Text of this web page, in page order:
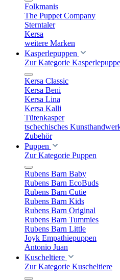
Folkmanis
The Puppet Company
Sterntaler
Kersa
weitere Marken
Kasperlepuppen
Zur Kategorie
Kersa Classic
Kersa Beni
Kersa Lina
Kersa Kalli
Tütenkasper
tschechisches
Zubehör
Puppen
Zur Kategorie Puppen
Rubens Barn Baby
Rubens Barn EcoBuds
Rubens Barn Cutie
Rubens Barn Kids
Rubens Barn Original
Rubens Barn Tummies
Rubens Barn Little
Joyk Empathiepuppen
Antonio Juan
Kuscheltiere
Zur Kategorie Kuscheltiere